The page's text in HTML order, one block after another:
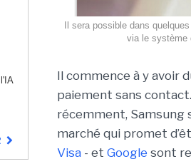
Il sera possible dans
via le système
Il commence à y avoir
paiement sans
récemment, Samsung
marché qui promet
Visa - et Google sont